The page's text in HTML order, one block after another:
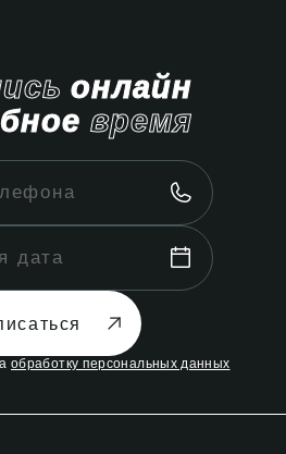
онлайн
время
обработку персональных данных